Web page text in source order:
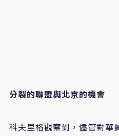
分裂的聯盟與北京的機會
科夫里格觀察到，儘管對華